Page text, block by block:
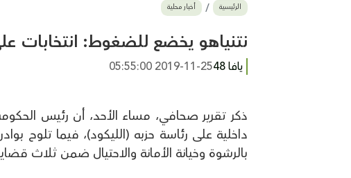
الرئيسية أخبار محلية
نتنياهو يخضع للضغوط: انتخابات
يافا 48 2019-11-25 05:55:00
ذكر تقرير صحافي، مساء الأحد، أن رئيس الحكومة
داخلية على رئاسة حزبه (الليكود)، فيما تلوح
بالرشوة وخيانة الأمانة والاحتيال ضمن ثلاث